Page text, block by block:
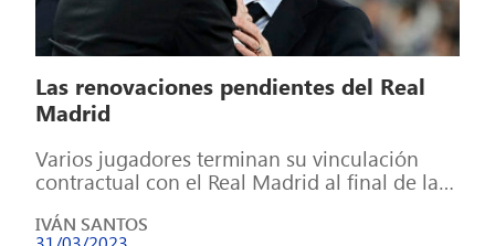
Las renovaciones pendientes del Real
Madrid
Varios jugadores terminan su vinculación
contractual con el Real Madrid al final de la
[…]
IVÁN SANTOS